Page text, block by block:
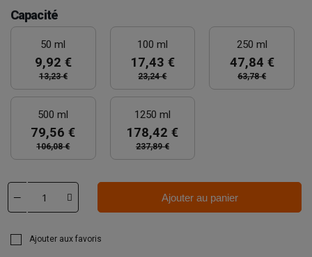
Capacité
50 ml
9,92 €
13,23 €
100 ml
17,43 €
23,24 €
250 ml
47,84 €
63,78 €
500 ml
79,56 €
106,08 €
1250 ml
178,42 €
237,89 €
Ajouter au panier
Ajouter aux favoris